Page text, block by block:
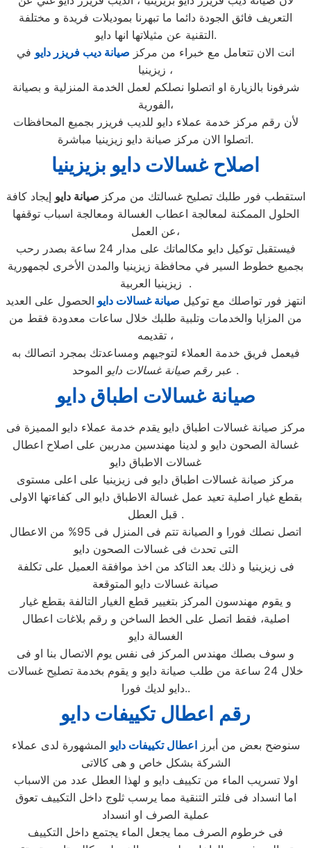
التعريف فائق الجودة دائما ما تبهرنا بموديلات فريدة و مختلفة
التقنية عن مثيلاتها انها دايو.
انت الان تتعامل مع خبراء من مركز صيانة ديب فريزر دايو في
زيزينيا ،
شرفونا بالزيارة او اتصلوا نصلكم لعمل الخدمة المنزلية و بصيانة
الفورية،
لأن رقم مركز خدمة عملاء دايو للديب فريزر بجميع المحافظات
اتصلوا الان مركز صيانة دايو زيزينيا مباشرة.
اصلاح غسالات دايو بزيزينيا
استقطب فور طلبك تصليح غسالتك من مركز صيانة دايو إيجاد كافة
الحلول الممكنة لمعالجة اعطاب الغسالة ومعالجة اسباب توقفها
عن العمل،
فيستقبل توكيل دايو مكالماتك على مدار 24 ساعة بصدر رحب
بجميع خطوط السير في محافظة زيزينيا والمدن الأخرى لجمهورية
زيزينيا العربية .
انتهز فور تواصلك مع توكيل صيانة غسالات دايو الحصول على العديد
من المزايا والخدمات وتلبية طلبك خلال ساعات معدودة فقط من
تقديمه ،
فيعمل فريق خدمة العملاء لتوجيهم ومساعدتك بمجرد اتصالك به
عبر رقم صيانة غسالات دايو الموحد .
صيانة غسالات اطباق دايو
مركز صيانة غسالات اطباق دايو يقدم خدمة عملاء دايو المميزة فى
غسالة الصحون دايو و لدينا مهندسين مدربين على اصلاح اعطال
غسالات الاطباق دايو
مركز صيانة غسالات اطباق دايو فى زيزينيا على اعلى مستوى
بقطع غيار اصلية تعيد عمل غسالة الاطباق دايو الى كفاءتها الاولى
قبل العطل .
اتصل نصلك فورا و الصيانة تتم فى المنزل فى 95% من الاعطال
التى تحدث فى غسالات الصحون دايو
فى زيزينيا و ذلك بعد التاكد من اخذ موافقة العميل على تكلفة
صيانة غسالات دايو المتوقعة
و يقوم مهندسون المركز بتغيير قطع الغيار التالفة بقطع غيار
اصلية، فقط اتصل على الخط الساخن و رقم بلاغات اعطال
الغسالة دايو
و سوف بصلك مهندس المركز فى نفس يوم الاتصال بنا او فى
خلال 24 ساعة من طلب صيانة دايو و يقوم بخدمة تصليح غسالات
دايو لديك فورا..
رقم اعطال تكييفات دايو
سنوضح بعض من أبرزاعطال تكييفات دايو المشهورة لدى عملاء
الشركة بشكل خاص و هى كالاتى
اولا تسريب الماء من تكييف دايو و لهذا العطل عدد من الاسباب
اما انسداد فى فلتر التنقية مما يرسب ثلوج داخل التكييف تعوق
عملية الصرف او انسداد
فى خرطوم الصرف مما يجعل الماء يجتمع داخل التكييف